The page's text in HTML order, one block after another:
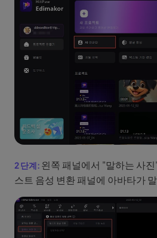
왼쪽 패널에서 "말하는 사
스트 음성 변환 패널에 아바타가